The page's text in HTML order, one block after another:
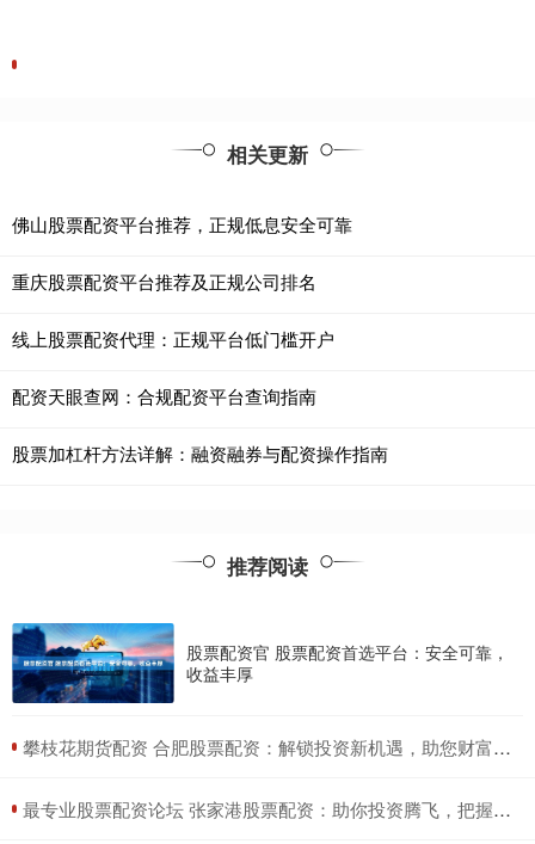
相关更新
佛山股票配资平台推荐，正规低息安全可靠
重庆股票配资平台推荐及正规公司排名
线上股票配资代理：正规平台低门槛开户
配资天眼查网：合规配资平台查询指南
股票加杠杆方法详解：融资融券与配资操作指南
推荐阅读
股票配资官 股票配资首选平台：安全可靠，
收益丰厚
​攀枝花期货配资 合肥股票配资：解锁投资新机遇，助您财富增值
​最专业股票配资论坛 张家港股票配资：助你投资腾飞，把握财富先机